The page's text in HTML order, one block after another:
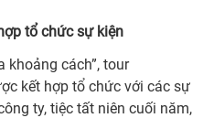
tổ chức sự kiện
khoảng cách”, tour
kết hợp tổ chức với các sự
ty, tiệc tất niên cuối năm,